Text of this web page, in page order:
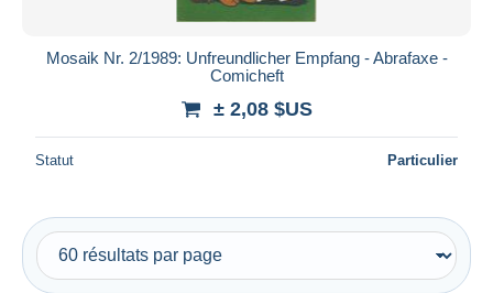
Mosaik Nr. 2/1989: Unfreundlicher Empfang - Abrafaxe -
Comicheft
± 2,08 $US
Statut Particulier